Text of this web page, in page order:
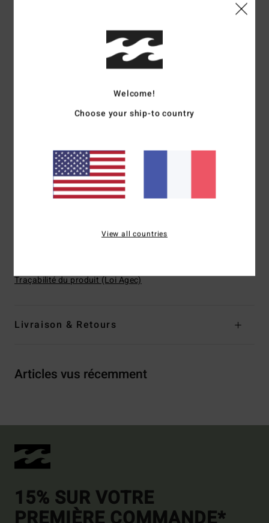
Haut de maillot de bain à couvrance échancrée Multi
Code couleur
Matière douce et stretch avec 78% de nylon
recyclé et 22% d'élasthanne
Rembourrage :amovible
Bretelles :Bretelles à nouer
Fermeture :liens à nouer dans le dos
Couvrance :couvrance échancrée
Traçabilité du produit (Loi Agec)
Livraison & Retours
Articles vus récemment
15% SUR VOTRE
Welcome!
Choose your ship-to country
View all countries